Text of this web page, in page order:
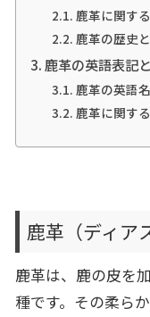
鹿革に関す
鹿革の歴史
鹿革の英語表記
鹿革の英語
鹿革に関す
鹿革（ディア
鹿革は、鹿の皮を
種です。その柔ら